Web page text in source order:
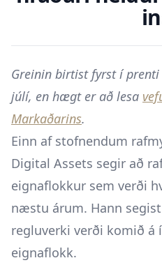
Greinin birtist fyrst í
júlí, en hægt er að lesa
Markaðarins.
Einn af stofnendum
Digital Assets segir að
eignaflokkur sem verði
næstu árum. Hann
regluverki verði komið á
eignaflokk.